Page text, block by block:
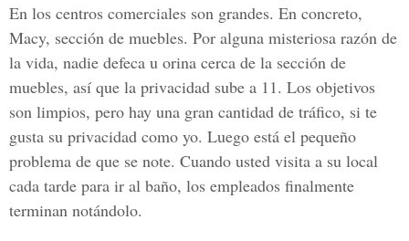
En los centros comerciales son grandes. En concreto,
Macy, sección de muebles. Por alguna misteriosa razón de
la vida, nadie defeca u orina cerca de la sección de
muebles, así que la privacidad sube a 11. Los objetivos
son limpios, pero hay una gran cantidad de tráfico, si te
gusta su privacidad como yo. Luego está el pequeño
problema de que se note. Cuando usted visita a su local
cada tarde para ir al baño, los empleados finalmente
terminan notándolo.